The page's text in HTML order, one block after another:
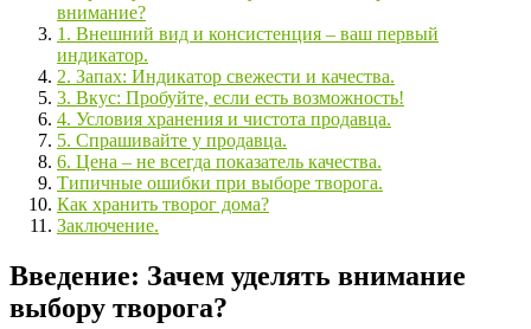
внимание?
1. Внешний вид и консистенция – ваш первый
индикатор.
2. Запах: Индикатор свежести и качества.
3. Вкус: Пробуйте, если есть возможность!
4. Условия хранения и чистота продавца.
5. Спрашивайте у продавца.
6. Цена – не всегда показатель качества.
Типичные ошибки при выборе творога.
Как хранить творог дома?
Заключение.
Введение: Зачем уделять внимание
выбору творога?